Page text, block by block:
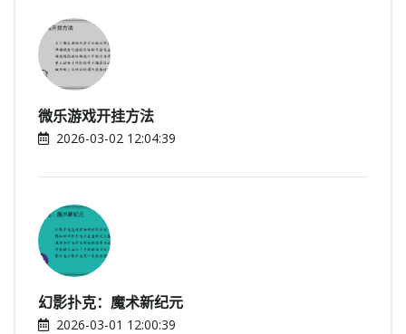
微乐游戏开挂方法
2026-03-02 12:04:39
幻影扑克：魔术新纪元
2026-03-01 12:00:39